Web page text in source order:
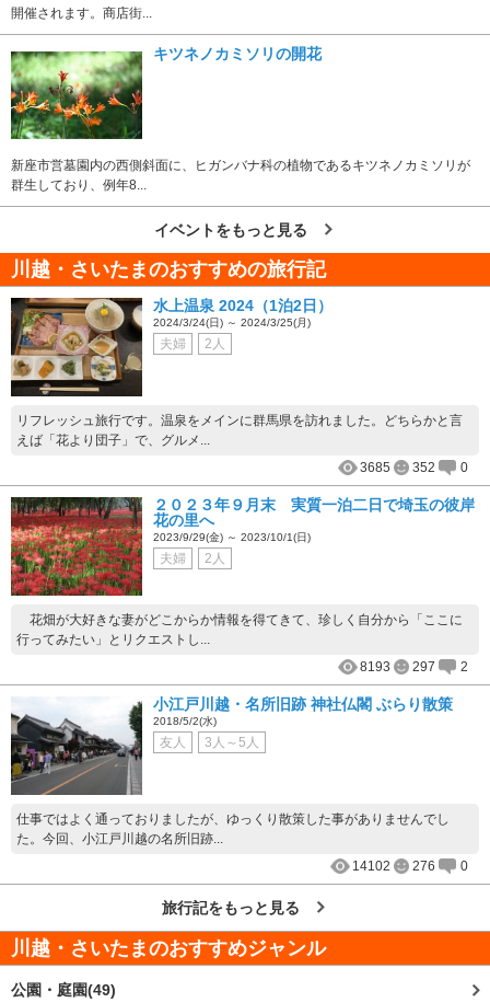
開催されます。商店街...
キツネノカミソリの開花
新座市営墓園内の西側斜面に、ヒガンバナ科の植物であるキツネノカミソリが
群生しており、例年8...
イベントをもっと見る
川越・さいたまのおすすめの旅行記
水上温泉 2024（1泊2日）
2024/3/24(日) ～ 2024/3/25(月)
夫婦 2人
リフレッシュ旅行です。温泉をメインに群馬県を訪れました。どちらかと言
えば「花より団子」で、グルメ...
3685
352 0
２０２３年９月末 実質一泊二日で埼玉の彼岸
花の里へ
2023/9/29(金) ～ 2023/10/1(日)
夫婦 2人
花畑が大好きな妻がどこからか情報を得てきて、珍しく自分から「ここに
行ってみたい」とリクエストし...
8193
297 2
小江戸川越・名所旧跡 神社仏閣 ぶらり散策
2018/5/2(水)
友人 3人～5人
仕事ではよく通っておりましたが、ゆっくり散策した事がありませんでし
た。今回、小江戸川越の名所旧跡...
14102
276 0
旅行記をもっと見る
川越・さいたまのおすすめジャンル
公園・庭園(49)